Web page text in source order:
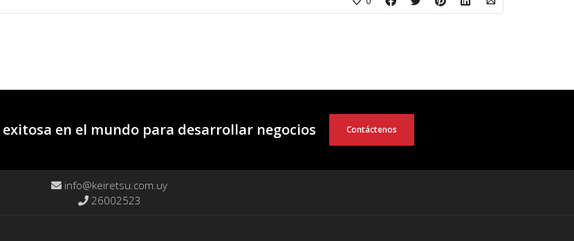
en el mundo para desarrollar negocios Contáctenos
info@keiretsu.com.uy
26002523